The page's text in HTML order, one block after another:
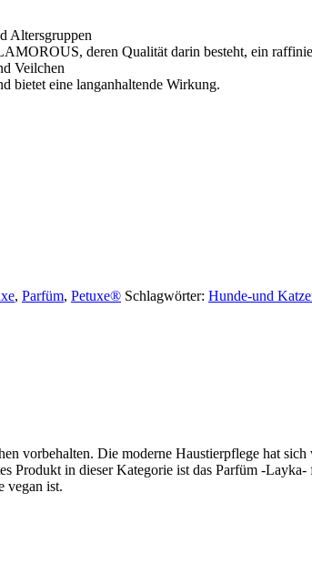
Altersgruppen
deren Qualität darin besteht, ein
Veilchen
bietet eine langanhaltende Wirkung.
, Parfüm, Petuxe® Schlagwörter: Hunde-und
vorbehalten. Die moderne Haustierpflege hat
Produkt in dieser Kategorie ist das Parfüm -
vegan ist.